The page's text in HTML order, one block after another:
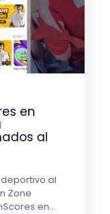
en
al
al
Zone
en…